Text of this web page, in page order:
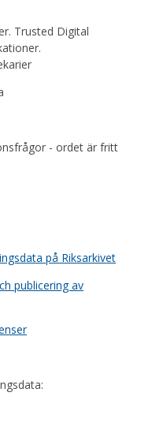
Trusted Digital
- ordet är fritt
på Riksarkivet
publicering av